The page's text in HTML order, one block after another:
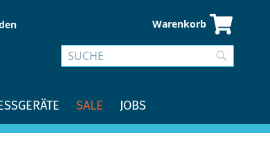
Warenkorb
Suche
SALE JOBS